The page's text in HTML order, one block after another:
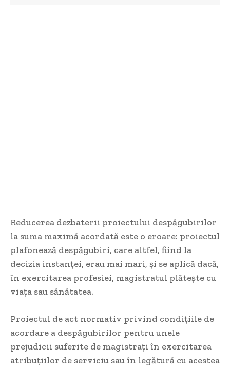
Reducerea dezbaterii proiectului despăgubirilor
la suma maximă acordată este o eroare: proiectul
plafonează despăgubiri, care altfel, fiind la
decizia instanței, erau mai mari, și se aplică dacă,
în exercitarea profesiei, magistratul plătește cu
viața sau sănătatea.
Proiectul de act normativ privind condițiile de
acordare a despăgubirilor pentru unele
prejudicii suferite de magistrați în exercitarea
atribuțiilor de serviciu sau în legătură cu acestea